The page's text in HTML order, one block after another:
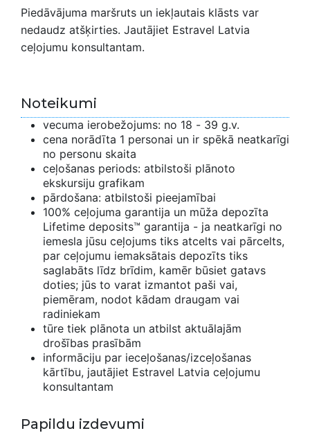
Piedāvājuma maršruts un iekļautais klāsts var
nedaudz atšķirties. Jautājiet Estravel Latvia
ceļojumu konsultantam.
Noteikumi
vecuma ierobežojums: no 18 - 39 g.v.
cena norādīta 1 personai un ir spēkā neatkarīgi
no personu skaita
ceļošanas periods: atbilstoši plānoto
ekskursiju grafikam
pārdošana: atbilstoši pieejamībai
100% ceļojuma garantija un mūža depozīta
Lifetime deposits™ garantija - ja neatkarīgi no
iemesla jūsu ceļojums tiks atcelts vai pārcelts,
par ceļojumu iemaksātais depozīts tiks
saglabāts līdz brīdim, kamēr būsiet gatavs
doties; jūs to varat izmantot paši vai,
piemēram, nodot kādam draugam vai
radiniekam
tūre tiek plānota un atbilst aktuālajām
drošības prasībām
informāciju par ieceļošanas/izceļošanas
kārtību, jautājiet Estravel Latvia ceļojumu
konsultantam
Papildu izdevumi